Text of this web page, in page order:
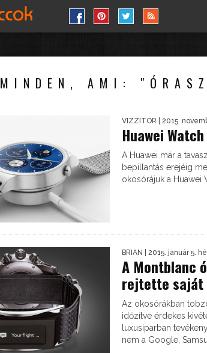
MINDEN, AMI:
VIZZITOR | 2015.
Huawei
A Huawei már a
bepillantás erejéig
okosórájuk a Huawei
BRIAN | 2015. január 5.
A Montblanc
rejtette saját
Az okosórákban
időzítve érdekes
luxusiparban
nem a Google,